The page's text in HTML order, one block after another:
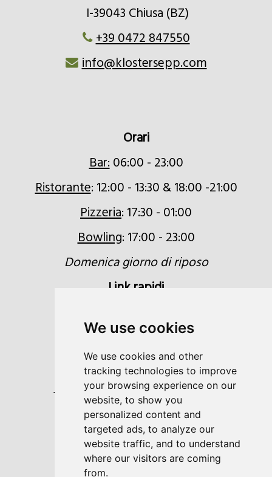
We use cookies
We use cookies and other
tracking technologies to improve
your browsing experience on our
website, to show you
personalized content and
targeted ads, to analyze our
website traffic, and to understand
where our visitors are coming
from.
I-39043 Chiusa (BZ)
+39 0472 847550
info@klostersepp.com
Orari
Bar:06:00 - 23:00
Ristorante: 12:00 - 13:30 & 18:00 -21:00
Pizzeria: 17:30 - 01:00
Bowling: 17:00 - 23:00
Domenica giorno di riposo
Link rapidi
Prenotazioni
Buoni regalo
Posizione e come raggiungerci
Newsletter